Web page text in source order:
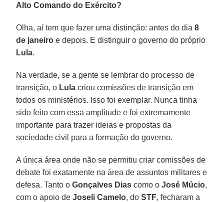
Alto Comando do Exército?
Olha, aí tem que fazer uma distinção: antes do dia8
de janeiro e depois. E distinguir o governo do próprio
Lula.
Na verdade, se a gente se lembrar do processo de
transição, o Lula criou comissões de transição em
todos os ministérios. Isso foi exemplar. Nunca tinha
sido feito com essa amplitude e foi extremamente
importante para trazer ideias e propostas da
sociedade civil para a formação do governo.
A única área onde não se permitiu criar comissões de
debate foi exatamente na área de assuntos militares e
defesa. Tanto oGonçalves Dias como oJosé Múcio,
com o apoio deJoseli Camelo, doSTF, fecharam a